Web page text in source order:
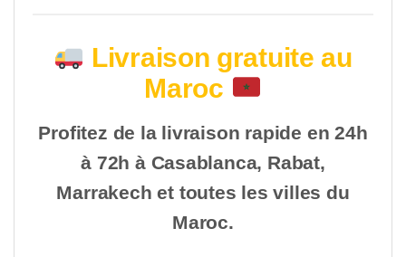
Livraison gratuite au
Maroc
Profitez de la livraison rapide en 24h
à 72h à Casablanca, Rabat,
Marrakech et toutes les villes du
Maroc.